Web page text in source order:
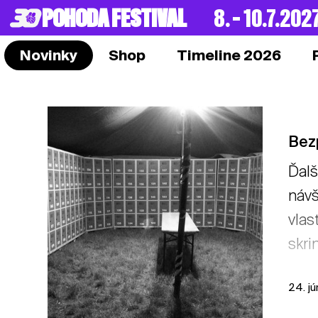
POHODA FESTIVAL 8. –
Novinky Shop Timeline 2026
24.